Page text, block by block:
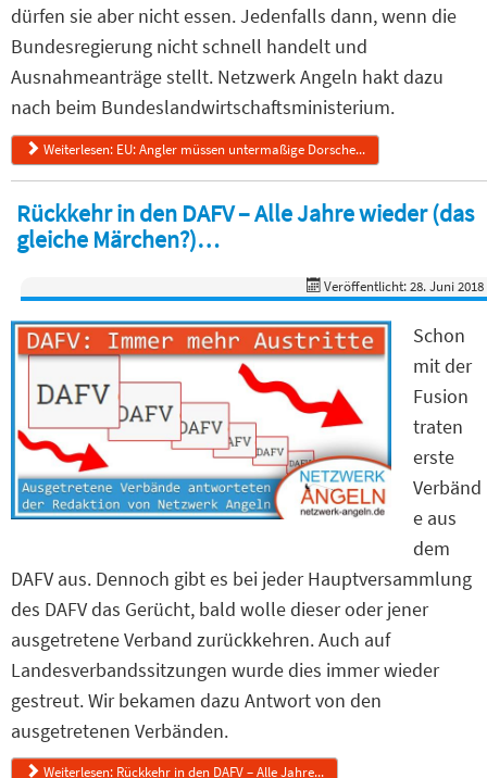
dürfen sie aber nicht essen. Jedenfalls dann, wenn die
Bundesregierung nicht schnell handelt und
Ausnahmeanträge stellt. Netzwerk Angeln hakt dazu
nach beim Bundeslandwirtschaftsministerium.
Weiterlesen: EU: Angler müssen untermaßige Dorsche...
Rückkehr in den DAFV – Alle Jahre wieder (das
gleiche Märchen?)…
Veröffentlicht: 28. Juni 2018
Schon
mit der
Fusion
traten
erste
Verbänd
e aus
dem
DAFV aus. Dennoch gibt es bei jeder Hauptversammlung
des DAFV das Gerücht, bald wolle dieser oder jener
ausgetretene Verband zurückkehren. Auch auf
Landesverbandssitzungen wurde dies immer wieder
gestreut. Wir bekamen dazu Antwort von den
ausgetretenen Verbänden.
Weiterlesen: Rückkehr in den DAFV – Alle Jahre...